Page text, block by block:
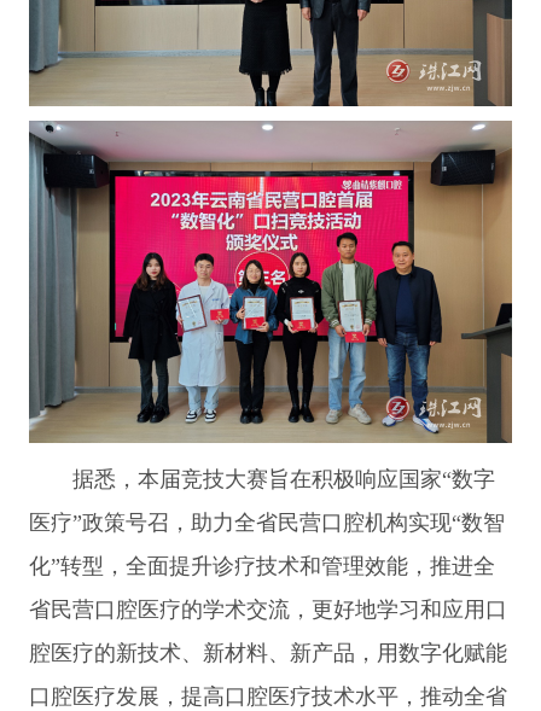
据悉，本届竞技大赛旨在积极响应国家“数字
医疗”政策号召，助力全省民营口腔机构实现“数智
化”转型，全面提升诊疗技术和管理效能，推进全
省民营口腔医疗的学术交流，更好地学习和应用口
腔医疗的新技术、新材料、新产品，用数字化赋能
口腔医疗发展，提高口腔医疗技术水平，推动全省